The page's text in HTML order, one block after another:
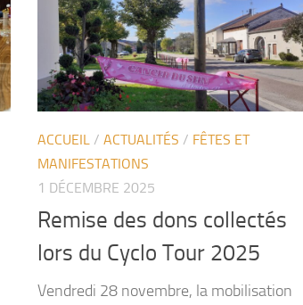
ACCUEIL / ACTUALITÉS / FÊTES ET
MANIFESTATIONS
1 DÉCEMBRE 2025
Remise des dons collectés
lors du Cyclo Tour 2025
Vendredi 28 novembre, la mobilisation